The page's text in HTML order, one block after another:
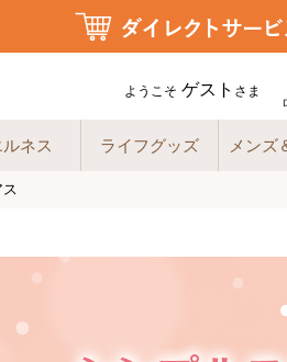
ようこそ ゲスト さま
ネス ライフグッズ メンズ